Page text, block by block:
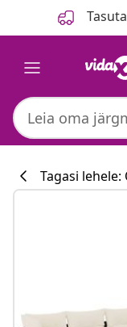
Tagasi